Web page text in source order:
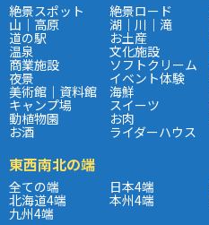
絶景スポット 絶景ロード
山｜高原 湖｜川｜滝
道の駅 お土産
温泉 文化施設
商業施設 ソフトクリーム
夜景 イベント体験
美術館｜資料館 海鮮
キャンプ場 スイーツ
動植物園 お肉
お酒 ライダーハウス
東西南北の端
全ての端 日本4端
北海道4端 本州4端
九州4端